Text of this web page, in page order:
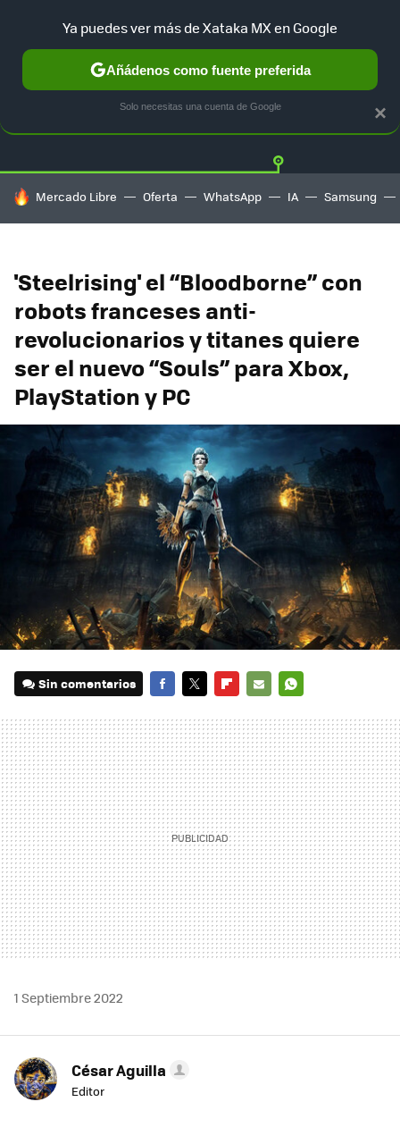
Twitter
HOY SE HABLA DE
Mercado Libre Oferta WhatsApp IA Samsung
'Steelrising' el “Bloodborne” con
robots franceses anti-
revolucionarios y titanes quiere
ser el nuevo “Souls” para Xbox,
PlayStation y PC
Sin comentarios
MAIL
1 Septiembre 2022
César Aguilla
Editor
×
Ya puedes ver más de Xataka MX en Google
Añádenos como fuente preferida
Solo necesitas una cuenta de Google